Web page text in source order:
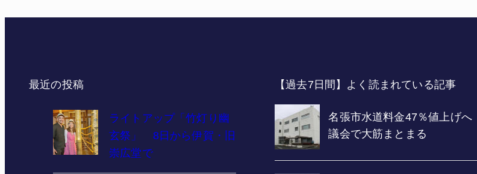
最近の投稿
ライトアップ「竹灯り幽
玄祭」 8日から伊賀・旧
崇広堂で
【過去7日間】よく読まれている記事